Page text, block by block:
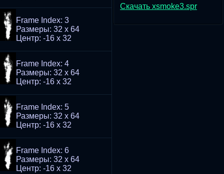
Скачать xsmoke3.spr
Frame Index: 3
Размеры: 32 x 64
Центр: -16 x 32
Frame Index: 4
Размеры: 32 x 64
Центр: -16 x 32
Frame Index: 5
Размеры: 32 x 64
Центр: -16 x 32
Frame Index: 6
Размеры: 32 x 64
Центр: -16 x 32